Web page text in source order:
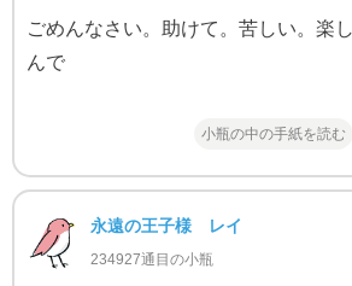
ごめんなさい。助けて。苦しい。楽
んで
小瓶の中の手紙を読む
永遠の王子様 レイ
234927通目の小瓶